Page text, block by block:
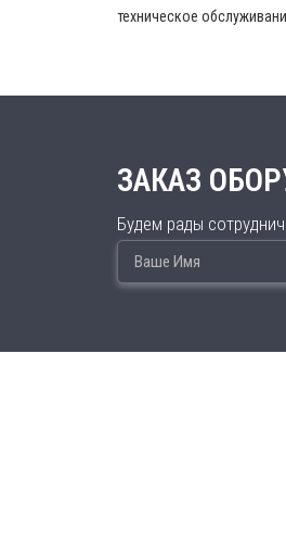
техническое
ЗАКАЗ
Будем рады